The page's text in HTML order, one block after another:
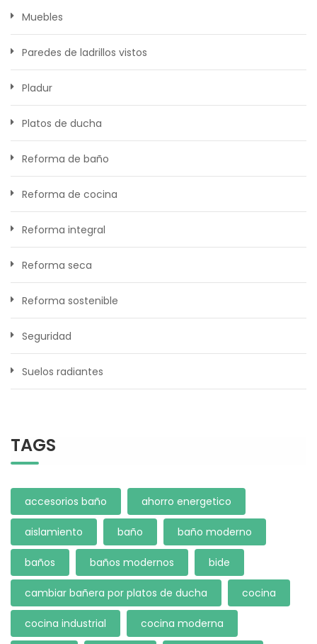
Muebles
Paredes de ladrillos vistos
Pladur
Platos de ducha
Reforma de baño
Reforma de cocina
Reforma integral
Reforma seca
Reforma sostenible
Seguridad
Suelos radiantes
TAGS
accesorios baño ahorro energetico
aislamiento baño baño moderno
baños baños modernos bide
cambiar bañera por platos de ducha cocina
cocina industrial cocina moderna